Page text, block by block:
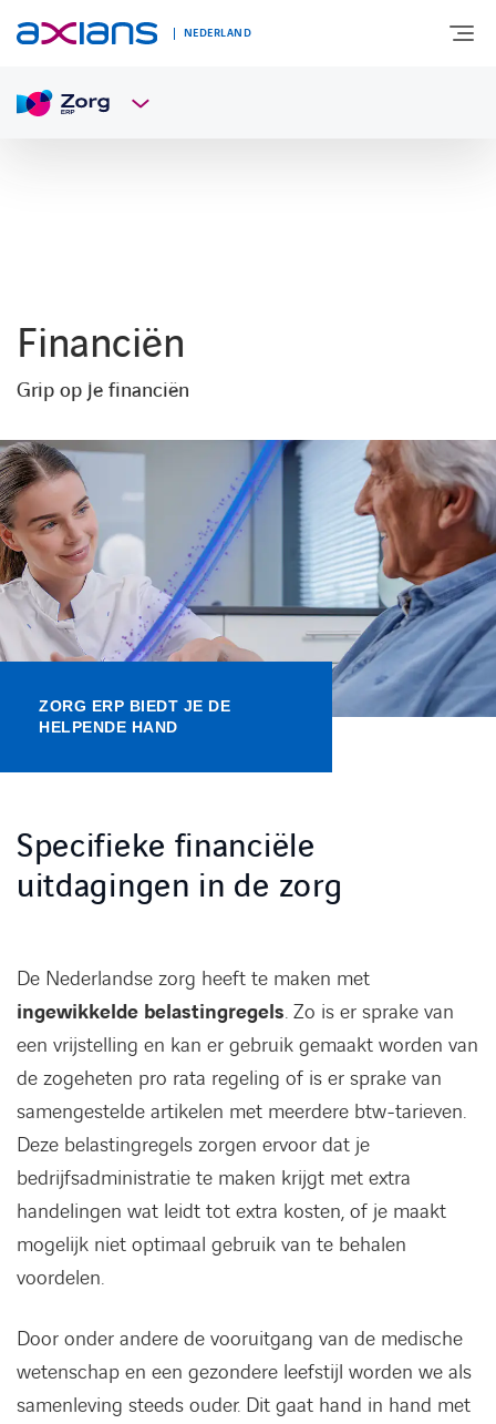
NEDERLAND
NIEUWS & INSPIRATIE
Nieuws
Kennisbank
Referenties
Events
Contact
Financiën
Grip op je financiën
ZORG ERP BIEDT JE DE
HELPENDE HAND
Specifieke financiële
uitdagingen in de zorg
De Nederlandse zorg heeft te maken met
ingewikkelde belastingregels. Zo is er sprake van
een vrijstelling en kan er gebruik gemaakt worden van
de zogeheten pro rata regeling of is er sprake van
samengestelde artikelen met meerdere btw-tarieven.
Deze belastingregels zorgen ervoor dat je
bedrijfsadministratie te maken krijgt met extra
handelingen wat leidt tot extra kosten, of je maakt
mogelijk niet optimaal gebruik van te behalen
voordelen.
Door onder andere de vooruitgang van de medische
wetenschap en een gezondere leefstijl worden we als
samenleving steeds ouder. Dit gaat hand in hand met